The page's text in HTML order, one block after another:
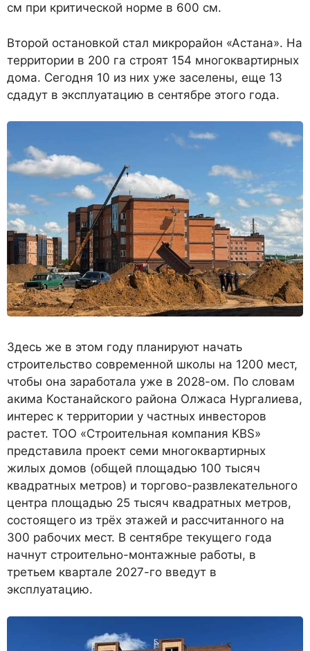
см при критической норме в 600 см.
Второй остановкой стал микрорайон «Астана». На
территории в 200 га строят 154 многоквартирных
дома. Сегодня 10 из них уже заселены, еще 13
сдадут в эксплуатацию в сентябре этого года.
Здесь же в этом году планируют начать
строительство современной школы на 1200 мест,
чтобы она заработала уже в 2028-ом. По словам
акима Костанайского района Олжаса Нургалиева,
интерес к территории у частных инвесторов
растет. ТОО «Строительная компания KBS»
представила проект семи многоквартирных
жилых домов (общей площадью 100 тысяч
квадратных метров) и торгово-развлекательного
центра площадью 25 тысяч квадратных метров,
состоящего из трёх этажей и рассчитанного на
300 рабочих мест. В сентябре текущего года
начнут строительно-монтажные работы, в
третьем квартале 2027-го введут в
эксплуатацию.